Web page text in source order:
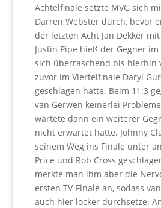
Achtelfinale setzte MVG sich
Darren Webster durch, bevor
der letzten Acht Jan Dekker
Justin Pipe hieß der Gegner
sich überraschend bis hierhin
zuvor im Viertelfinale Daryl
geschlagen hatte. Beim 11:3
van Gerwen keinerlei
wartete dann ein weiterer
nicht erwartet hatte. Johnny
seinem Weg ins Finale unter
Price und Rob Cross
merkte man ihm aber die
ersten TV-Finale an, sodass
auch hier locker durchsetze.